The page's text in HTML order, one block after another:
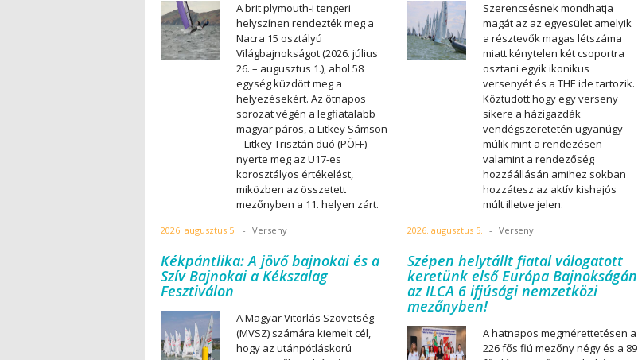
A brit plymouth-i tengeri
helyszínen rendezték meg a
Nacra 15 osztályú
Világbajnokságot (2026. július
26. – augusztus 1.), ahol 58
egység küzdött meg a
helyezésekért. Az ötnapos
sorozat végén a legfiatalabb
magyar páros, a Litkey Sámson
– Litkey Trisztán duó (PÖFF)
nyerte meg az U17-es
korosztályos értékelést,
miközben az összetett
mezőnyben a 11. helyen zárt.
2026. augusztus 5. - Verseny
Szerencsésnek mondhatja
magát az az egyesület amelyik
a résztevők magas létszáma
miatt kénytelen két csoportra
osztani egyik ikonikus
versenyét és a THE ide tartozik.
Köztudott hogy egy verseny
sikere a házigazdák
vendégszeretetén ugyanúgy
múlik mint a rendezésen
valamint a rendezőség
hozzáállásán amihez sokban
hozzátesz az aktív kishajós
múlt illetve jelen.
2026. augusztus 5. - Verseny
Kékpántlika: A jövő bajnokai és a
Szív Bajnokai a Kékszalag
Fesztiválon
A Magyar Vitorlás Szövetség
(MVSZ) számára kiemelt cél,
hogy az utánpótláskorú
Szépen helytállt fiatal válogatott
keretünk első Európa Bajnokságán
az ILCA 6 ifjúsági nemzetközi
mezőnyben!
A hatnapos megmérettetésen a
226 fős fiú mezőny négy és a 89